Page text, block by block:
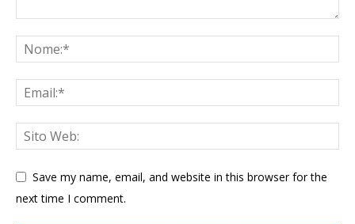
Save my name, email, and website in this browser for the
next time I comment.